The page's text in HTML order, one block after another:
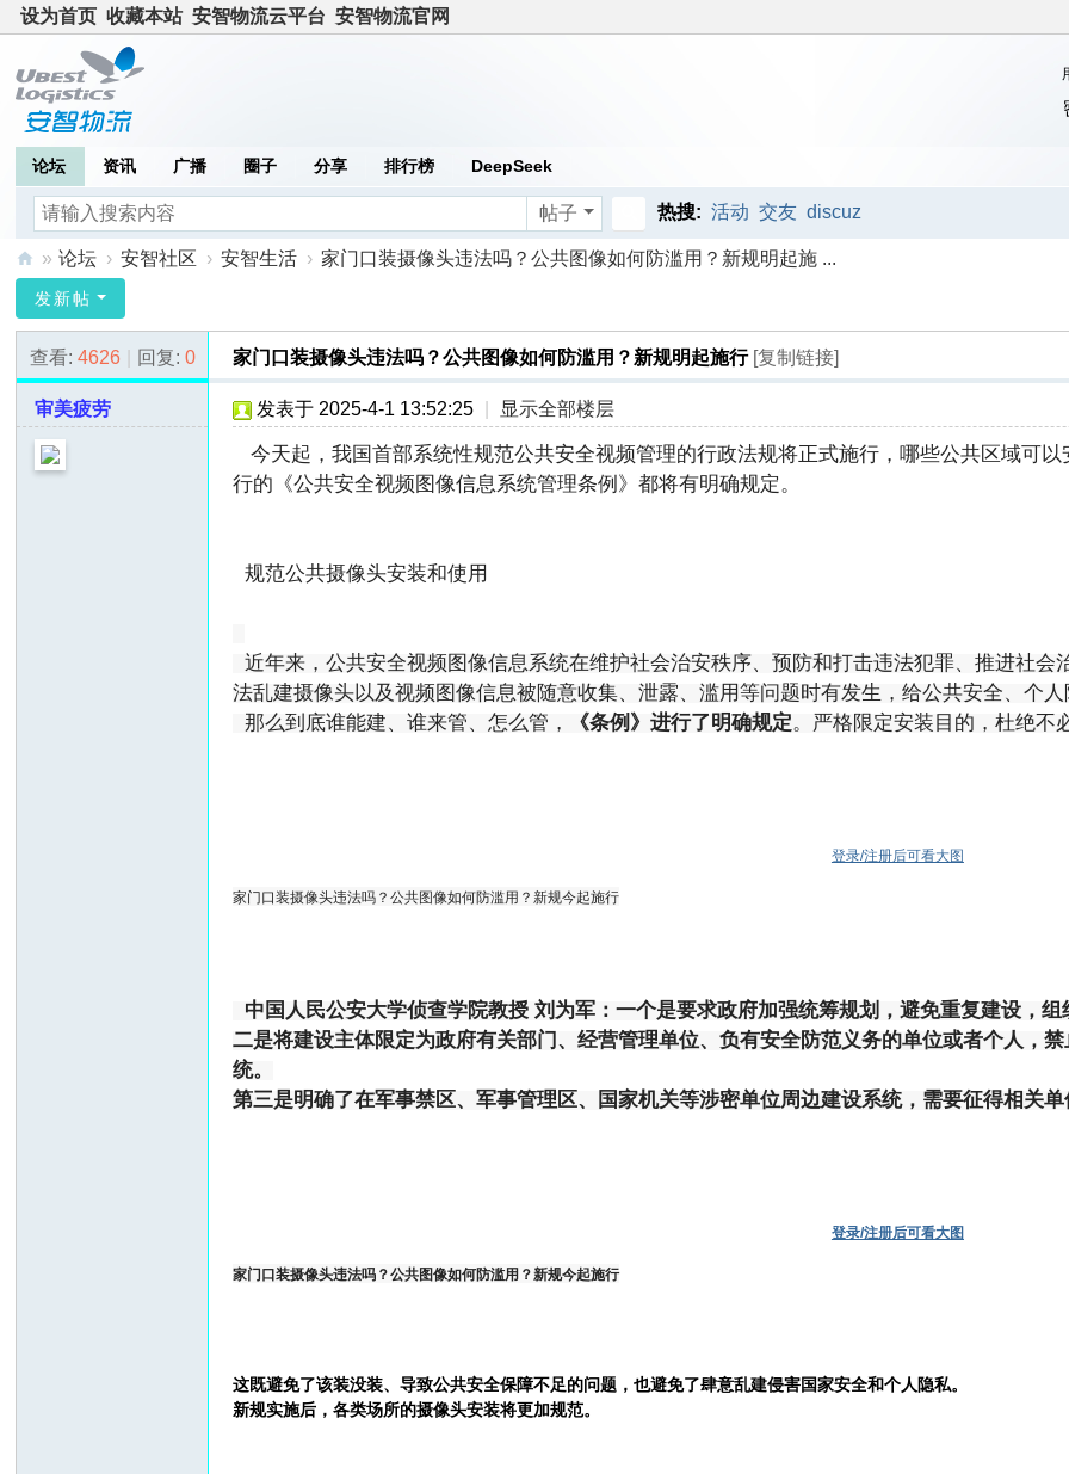
设为首页 收藏本站 安智物流云平台 安智物流官网
论坛 资讯 广播 圈子 分享 排行榜 DeepSeek
帖子
搜
热搜: 活动 交友 discuz
智
社
» 论坛 › 安智社区 › 安智生活 › 家门口装摄像头违法吗？公共图像如何防滥用？新规明起施 ...
发新帖
查看: 4626 回复: 0 家门口装摄像头违法吗？公共图像如何防滥用？新规明起施行 [复制链接]
审美疲劳 发表于 2025-4-1 13:52:25 显示全部楼层
今天起，我国首部系统性规范公共安全视频管理的行政法规将正式施行，哪些公共区域可
行的《公共安全视频图像信息系统管理条例》都将有明确规定。
规范公共摄像头安装和使用
近年来，公共安全视频图像信息系统在维护社会治安秩序、预防和打击违法犯罪、推进社
法乱建摄像头以及视频图像信息被随意收集、泄露、滥用等问题时有发生，给公共安全、个人
那么到底谁能建、谁来管、怎么管，
《条例》进行了明确规定。严格限定安装目的，杜绝不
登录/注册后可看大图
家门口装摄像头违法吗？公共图像如何防滥用？新规今起施行
中国人民公安大学侦查学院教授 刘为军：一个是要求政府加强统筹规划，避免重复建设，
二是将建设主体限定为政府有关部门、经营管理单位、负有安全防范义务的单位或者个人，
统。
第三是明确了在军事禁区、军事管理区、国家机关等涉密单位周边建设系统，需要征得相关单
登录/注册后可看大图
家门口装摄像头违法吗？公共图像如何防滥用？新规今起施行
这既避免了该装没装、导致公共安全保障不足的问题，也避免了肆意乱建侵害国家安全和个人隐私。
新规实施后，各类场所的摄像头安装将更加规范。